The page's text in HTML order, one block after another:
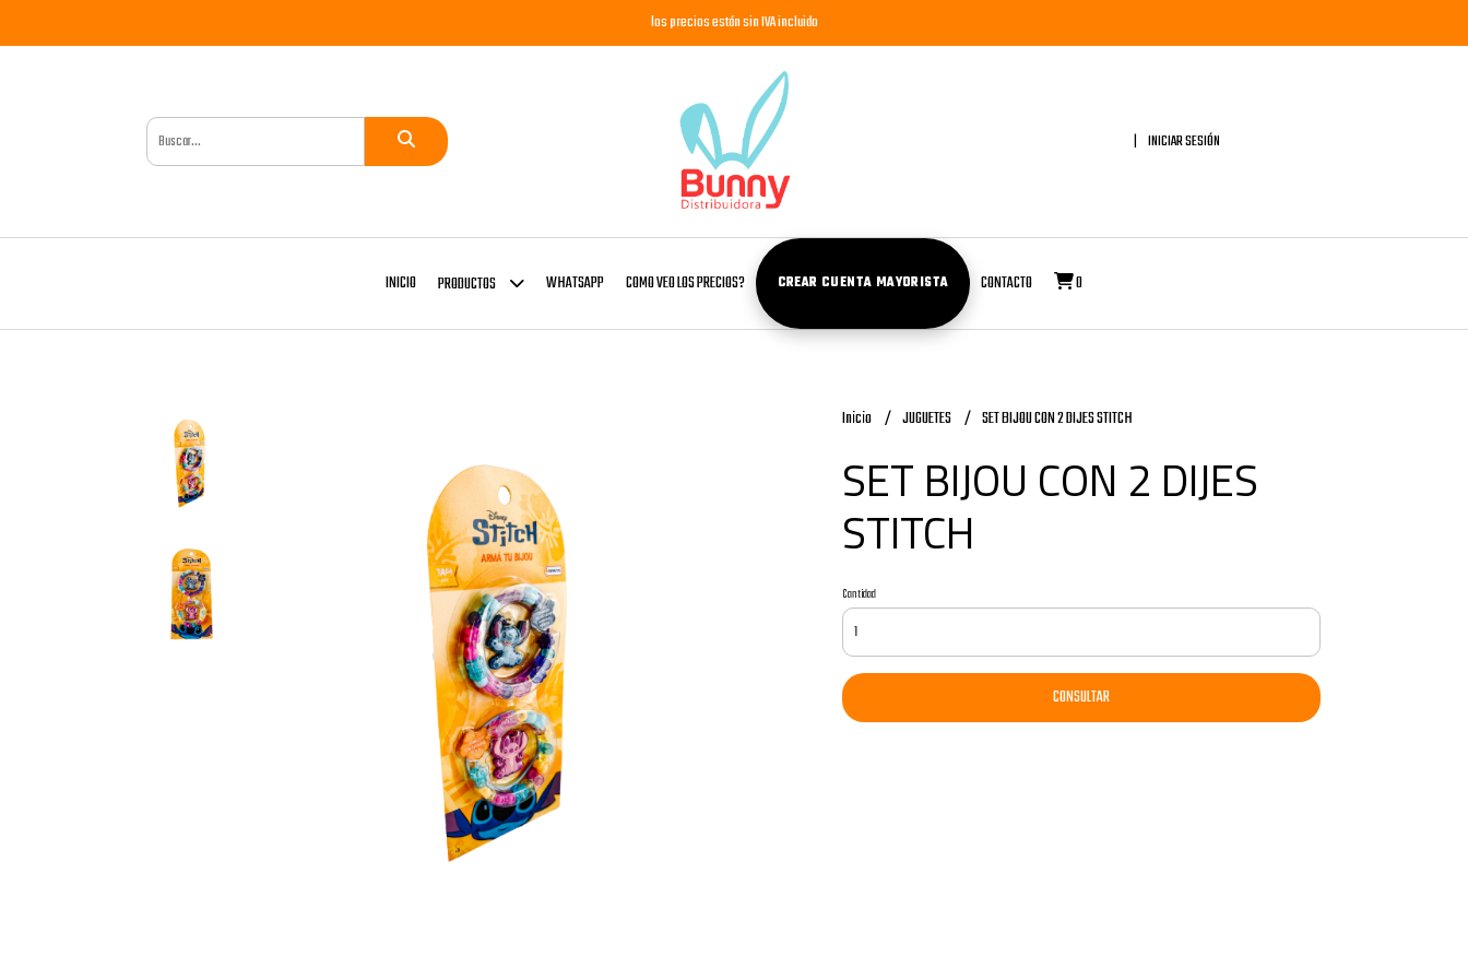
los precios están sin IVA incluido
INICIAR SESIÓN
INICIO PRODUCTOS WHATSAPP COMO VEO LOS PRECIOS? CREAR CUENTA MAYORISTA CONTACTO 0
Inicio JUGUETES SET BIJOU CON 2 DIJES STITCH
SET BIJOU CON 2 DIJES
STITCH
Cantidad
CONSULTAR